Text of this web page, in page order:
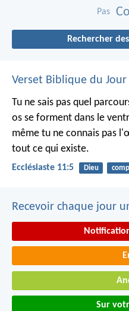
Pas
Rechercher
Verset Biblique du Jour
Tu ne sais pas quel
os se forment dans le
même tu ne connais pas
tout ce qui existe.
Ecclésiaste 11:5 Dieu
Recevoir chaque jour
Sur